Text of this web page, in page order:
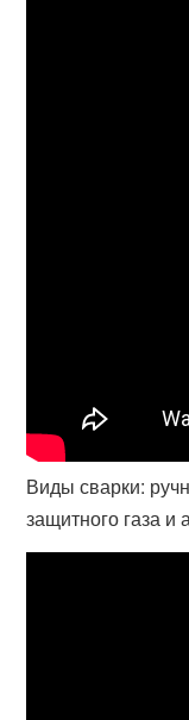
Виды сварки:
защитного газа и